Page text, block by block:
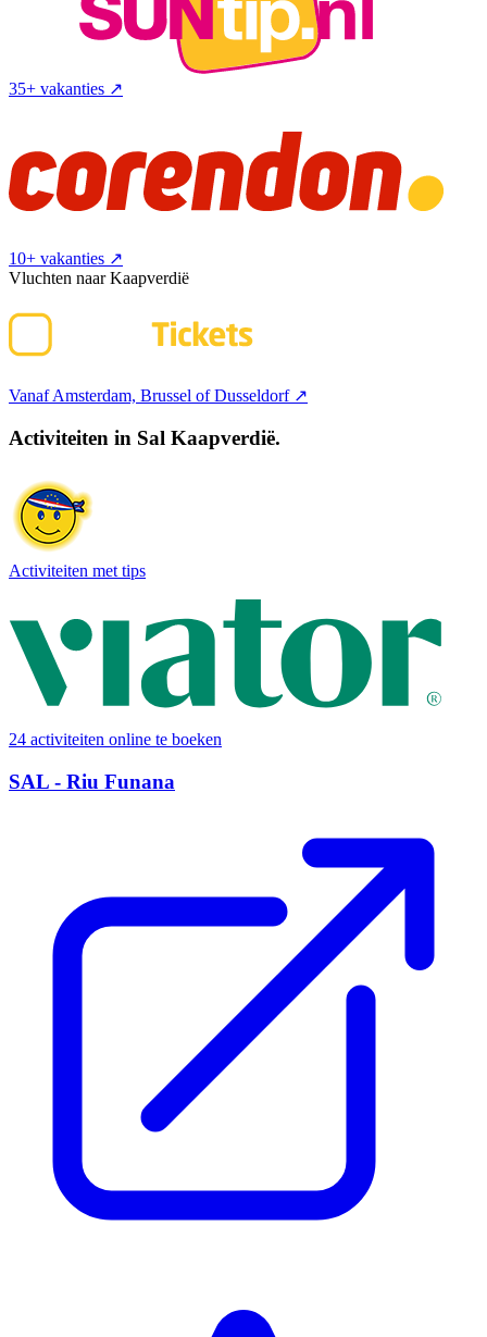
35+ vakanties ↗
10+ vakanties ↗
Vluchten naar Kaapverdië
Vanaf Amsterdam, Brussel of Dusseldorf↗
Activiteiten in Sal Kaapverdië.
Activiteiten met tips
24 activiteiten online te boeken
SAL - Riu Funana